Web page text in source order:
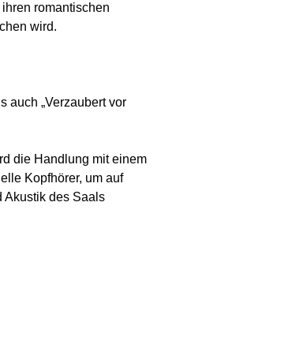
romantischen
wird.
auch „Verzaubert vor
die Handlung mit einem
Kopfhörer, um auf
Akustik des Saals